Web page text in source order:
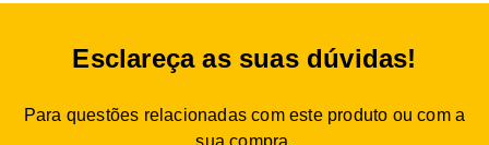
Esclareça as suas dúvidas!
Para questões relacionadas com este produto ou com a